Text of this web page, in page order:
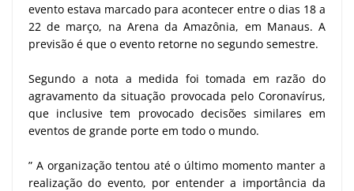
evento estava marcado para acontecer entre o dias 18 a
22 de março, na Arena da Amazônia, em Manaus. A
previsão é que o evento retorne no segundo semestre.
Segundo a nota a medida foi tomada em razão do
agravamento da situação provocada pelo Coronavírus,
que inclusive tem provocado decisões similares em
eventos de grande porte em todo o mundo.
” A organização tentou até o último momento manter a
realização do evento, por entender a importância da